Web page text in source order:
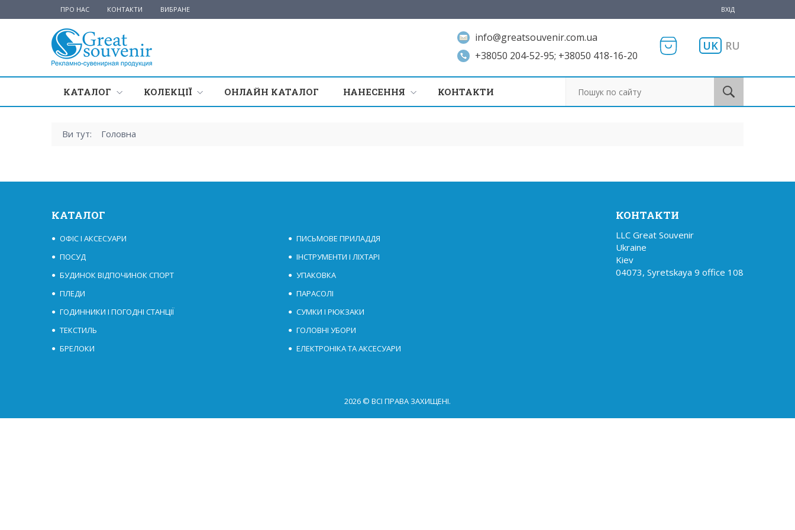
ПРО НАС КОНТАКТИ ВИБРАНЕ ВХІД
UK RU
info@greatsouvenir.com.ua
+38050 204-52-95; +38050 418-16-20
КАТАЛОГ КОЛЕКЦІЇ ОНЛАЙН КАТАЛОГ НАНЕСЕННЯ КОНТАКТИ
Ви тут: Головна
КАТАЛОГ
ОФІС І АКСЕСУАРИ
ПИСЬМОВЕ ПРИЛАДДЯ
ПОСУД
ІНСТРУМЕНТИ І ЛІХТАРІ
БУДИНОК ВІДПОЧИНОК СПОРТ
УПАКОВКА
ПЛЕДИ
ПАРАСОЛІ
ГОДИННИКИ І ПОГОДНІ СТАНЦІЇ
СУМКИ І РЮКЗАКИ
ТЕКСТИЛЬ
ГОЛОВНІ УБОРИ
БРЕЛОКИ
ЕЛЕКТРОНІКА ТА АКСЕСУАРИ
КОНТАКТИ
LLC Great Souvenir
Ukraine
Kiev
04073, Syretskaya 9 office 108
2026 © ВСІ ПРАВА ЗАХИЩЕНІ.